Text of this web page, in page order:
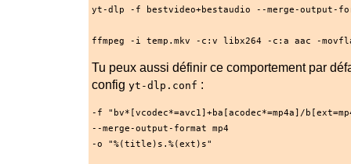
yt-dlp -f bestvideo+bestaudio --merge-output-
ffmpeg -i temp.mkv -c :v libx264 -c :a aac -
Tu peux aussi définir ce comportement par
config yt-dlp.conf :
-f "bv*[vcodec*=avc1]+ba[acodec*=mp4a]/
--merge-output-format mp4
-o "%(title)s.%(ext)s"